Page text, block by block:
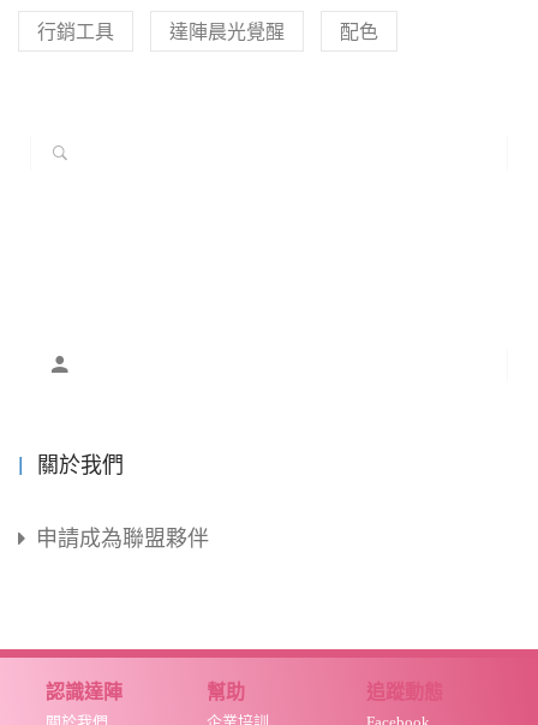
行銷工具 達陣晨光覺醒 配色
關於我們
申請成為聯盟夥伴
認識達陣 幫助 追蹤動態